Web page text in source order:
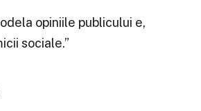
opiniile publicului e,
sociale.”